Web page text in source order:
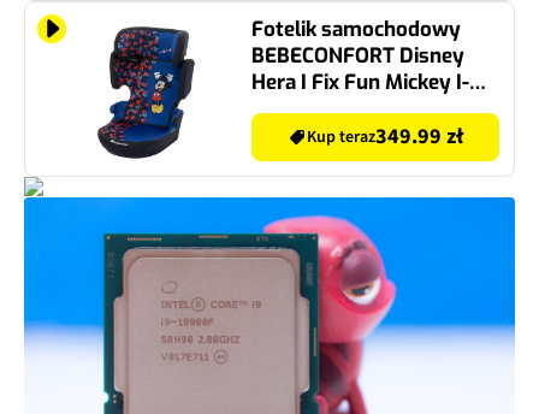
Fotelik samochodowy
BEBECONFORT Disney
Hera I Fix Fun Mickey I-
Size 100-150 cm (15-36
kg) Granatowy
Kup teraz349.99 zł